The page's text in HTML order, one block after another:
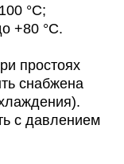
°С;
+80 °С.
простоях
снабжена
с давлением